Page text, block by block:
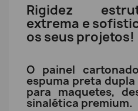
Rigidez
extrema e
os seus projetos!
O painel
espuma preta
para maquetes,
sinalética premium.